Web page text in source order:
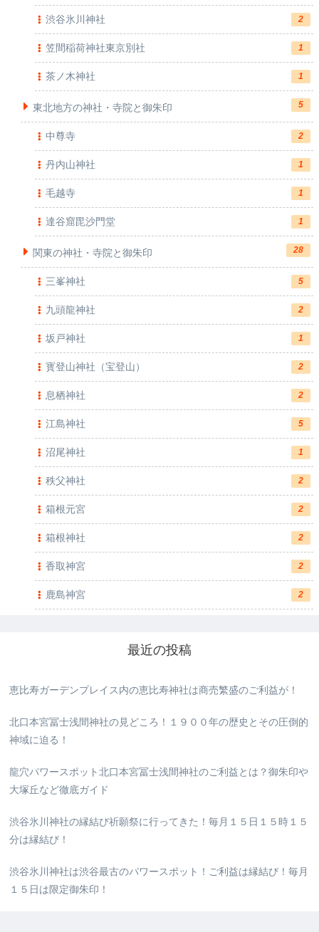
渋谷氷川神社 2
笠間稲荷神社東京別社 1
茶ノ木神社 1
東北地方の神社・寺院と御朱印 5
中尊寺 2
丹内山神社 1
毛越寺 1
達谷窟毘沙門堂 1
関東の神社・寺院と御朱印 28
三峯神社 5
九頭龍神社 2
坂戸神社 1
寳登山神社（宝登山） 2
息栖神社 2
江島神社 5
沼尾神社 1
秩父神社 2
箱根元宮 2
箱根神社 2
香取神宮 2
鹿島神宮 2
最近の投稿
恵比寿ガーデンプレイス内の恵比寿神社は商売繁盛のご利益が！
北口本宮冨士浅間神社の見どころ！１９００年の歴史とその圧倒的
神域に迫る！
龍穴パワースポット北口本宮冨士浅間神社のご利益とは？御朱印や
大塚丘など徹底ガイド
渋谷氷川神社の縁結び祈願祭に行ってきた！毎月１５日１５時１５
分は縁結び！
渋谷氷川神社は渋谷最古のパワースポット！ご利益は縁結び！毎月
１５日は限定御朱印！